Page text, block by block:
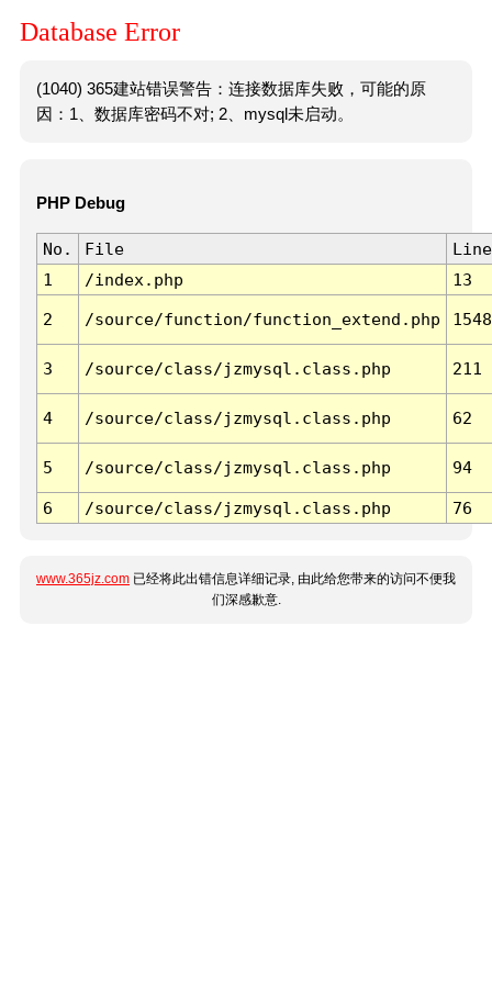
Database Error
(1040) 365建站错误警告：连接数据库失败，可能的原
因：1、数据库密码不对; 2、mysql未启动。
PHP Debug
No. File
Line
1
/index.php 13
2 /source/function/function_extend.php 1548
3 /source/class/jzmysql.class.php 211
4 /source/class/jzmysql.class.php 62
5 /source/class/jzmysql.class.php 94
6 /source/class/jzmysql.class.php 76
www.365jz.com 已经将此出错信息详细记录, 由此给您带来的访问不便我
们深感歉意.